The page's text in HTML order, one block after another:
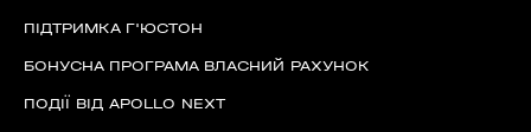
ПІДТРИМКА Г'ЮСТОН
БОНУСНА ПРОГРАМА ВЛАСНИЙ РАХУНОК
ПОДІЇ ВІД APOLLO NEXT